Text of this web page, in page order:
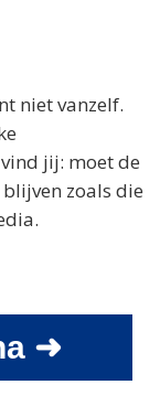
niet vanzelf.
jij: moet de
zoals die
➜